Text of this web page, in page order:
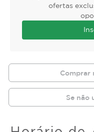
ofertas
Comprar
Se não